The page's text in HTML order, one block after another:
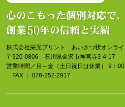
株式会社栄光プリント あいさつ状オンライ
〒920-0806 石川県金沢市神宮寺3-4-17
営業時間／月～金（土日祝日は休業） 9：
FAX ： 076-252-2917